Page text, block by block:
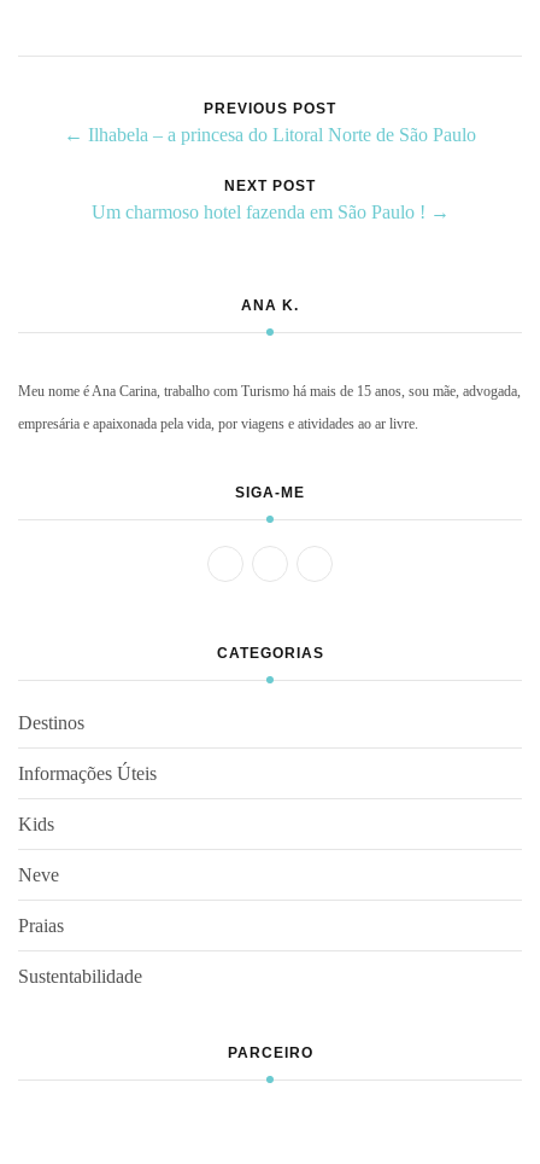
PREVIOUS POST
← Ilhabela – a princesa do Litoral Norte de São Paulo
NEXT POST
Um charmoso hotel fazenda em São Paulo ! →
ANA K.
Meu nome é Ana Carina, trabalho com Turismo há mais de 15 anos, sou mãe, advogada,
empresária e apaixonada pela vida, por viagens e atividades ao ar livre.
SIGA-ME
CATEGORIAS
Destinos
Informações Úteis
Kids
Neve
Praias
Sustentabilidade
PARCEIRO